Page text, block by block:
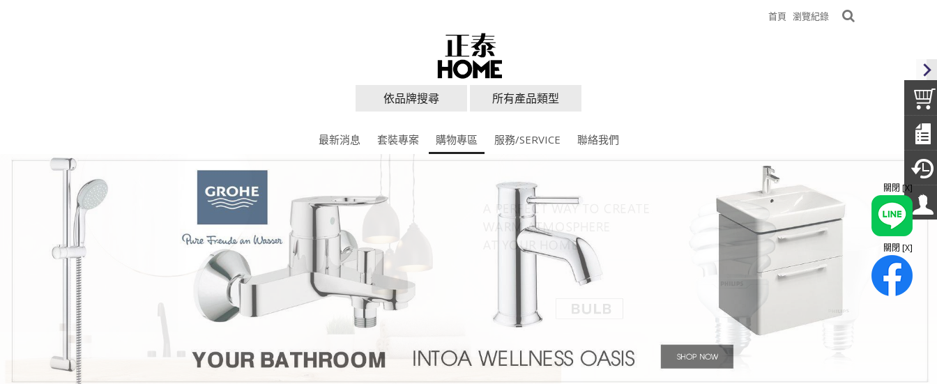
首頁 瀏覽紀錄
依品牌搜尋 所有產品類型
最新消息 套裝專案 購物專區 服務/SERVICE 聯絡我們
關閉 [X]
關閉 [X]